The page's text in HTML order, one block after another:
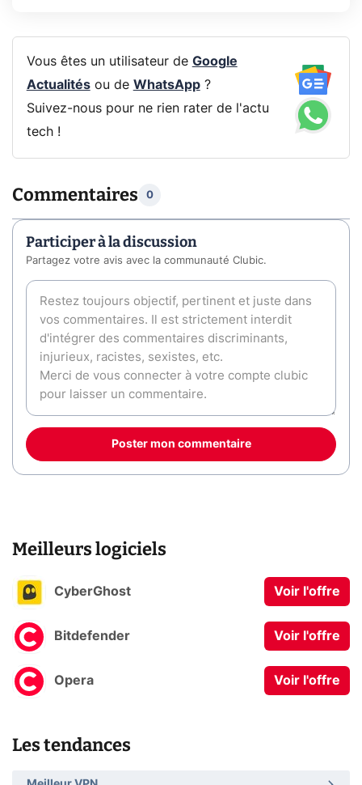
Vous êtes un utilisateur de Google
Actualitésou de WhatsApp?
Suivez-nous pour ne rien rater de l'actu
tech !
Commentaires 0
Participer à la discussion
Partagez votre avis avec la communauté Clubic.
Poster mon commentaire
Meilleurs logiciels
CyberGhost Voir l'offre
Bitdefender Voir l'offre
Opera Voir l'offre
Les tendances